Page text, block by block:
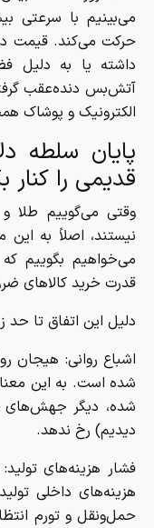
می‌بینیم با سرعتی
حرکت می‌کند. قیمت
داشته یا به دلیل
آتش‌بس دنده‌عقب
الکترونیک و پوشاک
پایان سلطه
قدیمی را کنار
وقتی می‌گوییم طلا
نیستند، اصلاً به
می‌خواهیم بگوییم
قدرت خرید کالا‌های
دلیل این اتفاق تا
اشباع روانی: هیجان
شده است. به این
شده، دیگر جهش‌های
دیدیم) رخ ندهد.
فشار هزینه‌های
هزینه‌های داخلی
حمل‌ونقل و تورم